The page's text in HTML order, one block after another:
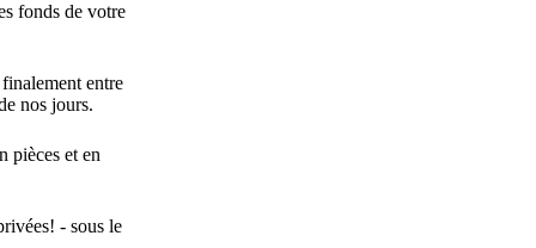
fonds de votre
entre
nos jours.
pièces et en
- sous le